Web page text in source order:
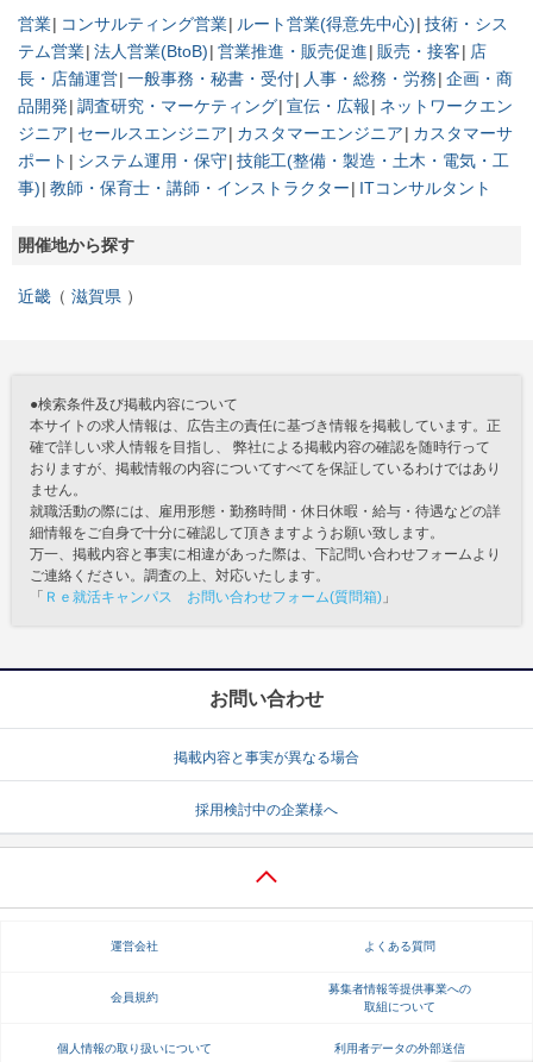
営業 コンサルティング営業 ルート営業(得意先中心) 技術・シス
テム営業 法人営業(BtoB) 営業推進・販売促進 販売・接客
店
長・店舗運営 一般事務・秘書・受付 人事・総務・労務 企画・商
品開発 調査研究・マーケティング 宣伝・広報
ネットワークエン
ジニア
セールスエンジニア カスタマーエンジニア
カスタマーサ
ポート
システム運用・保守 技能工(整備・製造・土木・電気・工
事) 教師・保育士・講師・インストラクター ITコンサルタント
開催地から探す
近畿 滋賀県
●検索条件及び掲載内容について
本サイトの求人情報は、広告主の責任に基づき情報を掲載しています。正
確で詳しい求人情報を目指し、 弊社による掲載内容の確認を随時行って
おりますが、掲載情報の内容についてすべてを保証しているわけではあり
ません。
就職活動の際には、雇用形態・勤務時間・休日休暇・給与・待遇などの詳
細情報をご自身で十分に確認して頂きますようお願い致します。
万一、掲載内容と事実に相違があった際は、下記問い合わせフォームより
ご連絡ください。調査の上、対応いたします。
「 Ｒｅ就活キャンパス お問い合わせフォーム(質問箱) 」
お問い合わせ
掲載内容と事実が異なる場合
採用検討中の企業様へ
運営会社 よくある質問
会員規約
募集者情報等提供事業への
取組について
個人情報の取り扱いについて 利用者データの外部送信